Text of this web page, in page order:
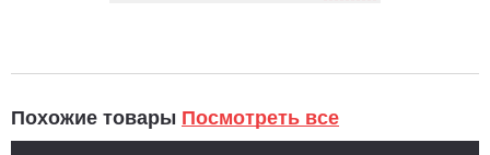
Похожие товары Посмотреть все